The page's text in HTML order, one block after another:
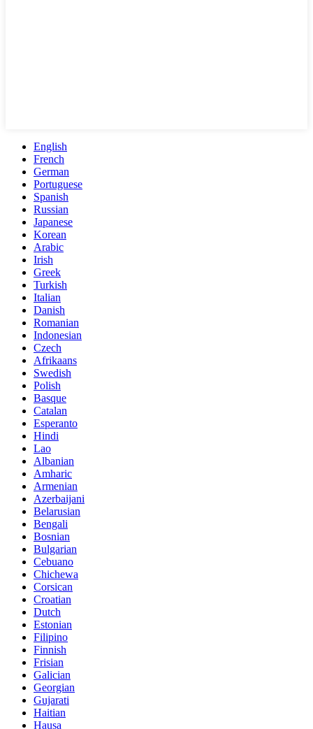
English
French
German
Portuguese
Spanish
Russian
Japanese
Korean
Arabic
Irish
Greek
Turkish
Italian
Danish
Romanian
Indonesian
Czech
Afrikaans
Swedish
Polish
Basque
Catalan
Esperanto
Hindi
Lao
Albanian
Amharic
Armenian
Azerbaijani
Belarusian
Bengali
Bosnian
Bulgarian
Cebuano
Chichewa
Corsican
Croatian
Dutch
Estonian
Filipino
Finnish
Frisian
Galician
Georgian
Gujarati
Haitian
Hausa